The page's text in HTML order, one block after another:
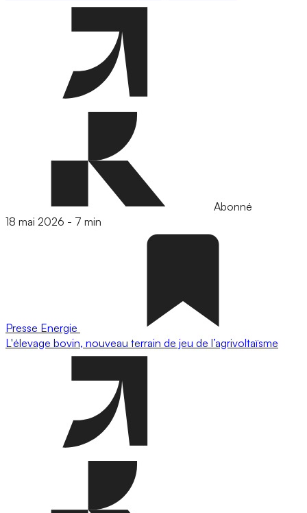
Abonné
18 mai 2026 - 7 min
Presse Energie
L'élevage bovin, nouveau terrain de jeu de l’agrivoltaïsme